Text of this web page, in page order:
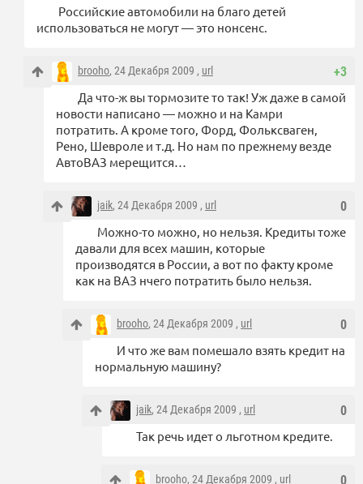
Российские автомобили на благо детей
использоваться не могут — это нонсенс.
+3
brooho, 24 Декабря 2009 , url
Да что-ж вы тормозите то так! Уж даже в самой
новости написано — можно и на Камри
потратить. А кроме того, Форд, Фольксваген,
Рено, Шевроле и т.д. Но нам по прежнему везде
АвтоВАЗ мерещится…
0
jaik, 24 Декабря 2009 , url
Можно-то можно, но нельзя. Кредиты тоже
давали для всех машин, которые
производятся в России, а вот по факту кроме
как на ВАЗ нчего потратить было нельзя.
0
brooho, 24 Декабря 2009 , url
И что же вам помешало взять кредит на
нормальную машину?
0
jaik, 24 Декабря 2009 , url
Так речь идет о льготном кредите.
0
brooho, 24 Декабря 2009 , url